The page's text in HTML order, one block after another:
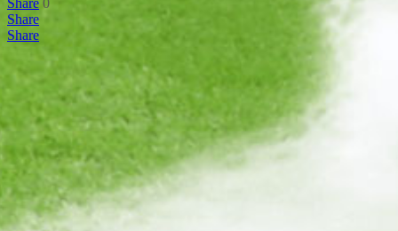
Share
Share